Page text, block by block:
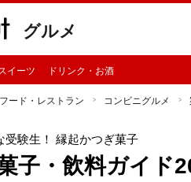
グルメ
イーツ ドリンク・お酒
フード・レストラン コンビニグルメ
受験生！ 縁起かつぎ菓子
子・飲料ガイド